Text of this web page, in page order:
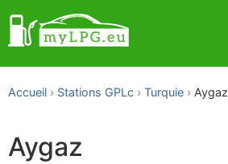
Accueil Stations GPLc Turquie Aygaz
Aygaz